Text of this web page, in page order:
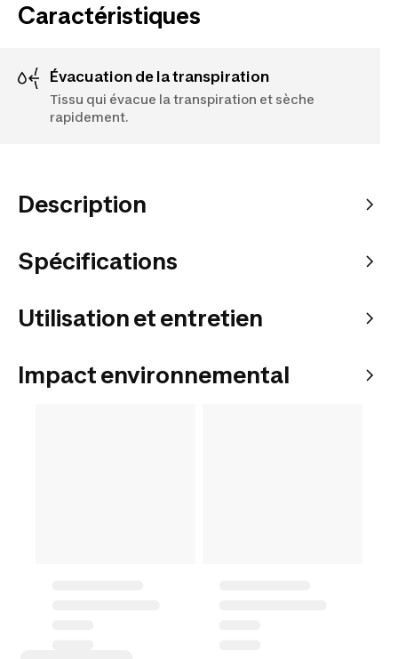
Caractéristiques
Évacuation de la transpiration
Tissu qui évacue la transpiration et sèche
rapidement.
Description
Spécifications
Utilisation et entretien
Impact environnemental